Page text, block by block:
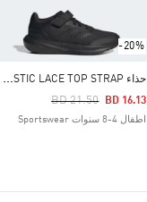
-20%
ح
ذاء RUNFALCON 3.0 ELASTIC LACE TOP STRAP
Price Reduced From
BD 21.50
To BD 16.13
اطفال 4-8 سنوات Sportswear